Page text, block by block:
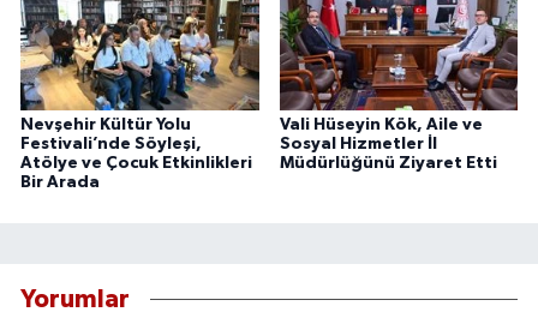
Nevşehir Kültür Yolu
Festivali’nde Söyleşi,
Atölye ve Çocuk Etkinlikleri
Bir Arada
Vali Hüseyin Kök, Aile ve
Sosyal Hizmetler İl
Müdürlüğünü Ziyaret Etti
Yorumlar